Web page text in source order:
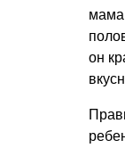
мама
он